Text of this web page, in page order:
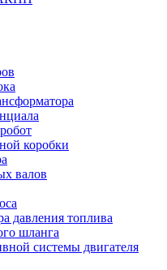
коробки
валов
давления топлива
шланга
системы двигателя